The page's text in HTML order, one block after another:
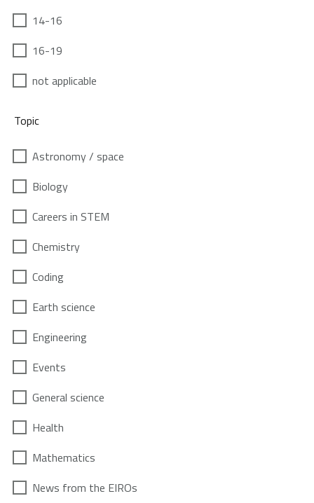
14-16
16-19
not applicable
Topic
Astronomy / space
Biology
Careers in STEM
Chemistry
Coding
Earth science
Engineering
Events
General science
Health
Mathematics
News from the EIROs